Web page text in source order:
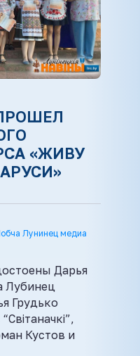
«ЖИВУ
Лунинец медиа
Дарья
Лубинец
Грудько
Кустов и